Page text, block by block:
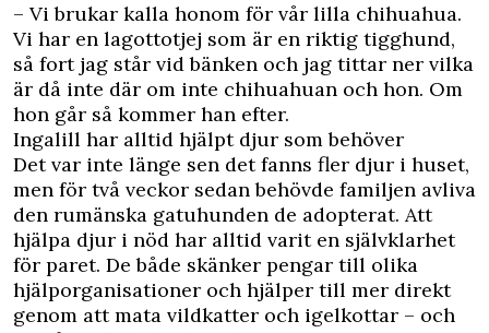
– Vi brukar kalla honom för vår lilla chihuahua.
Vi har en lagottotjej som är en riktig tigghund,
så fort jag står vid bänken och jag tittar ner vilka
är då inte där om inte chihuahuan och hon. Om
hon går så kommer han efter.
Ingalill har alltid hjälpt djur som behöver
Det var inte länge sen det fanns fler djur i huset,
men för två veckor sedan behövde familjen avliva
den rumänska gatuhunden de adopterat. Att
hjälpa djur i nöd har alltid varit en självklarhet
för paret. De både skänker pengar till olika
hjälporganisationer och hjälper till mer direkt
genom att mata vildkatter och igelkottar – och